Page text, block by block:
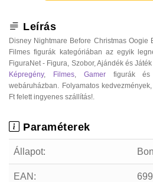
Leírás
Disney Nightmare Before Christmas Oogie
Filmes figurák kategóriában az egyik
FiguraNet - Figura, Szobor, Ajándék és
Képregény, Filmes, Gamerfigurák és
webáruházban. Folyamatos
Ft felett ingyenes szállítás!.
Paraméterek
Állapot:
EAN: